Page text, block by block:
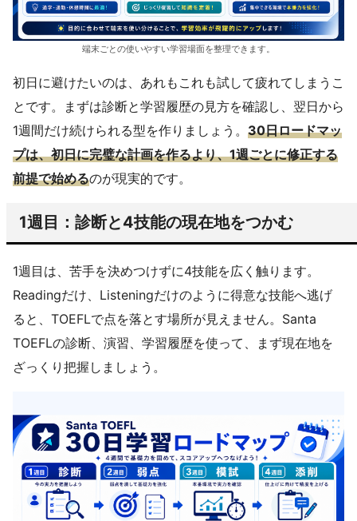
端末ごとの使いやすい学習場面を整理できます。
初日に避けたいのは、あれもこれも試して疲れてしまうこ
とです。まずは診断と学習履歴の見方を確認し、翌日から
1週間だけ続けられる型を作りましょう。 30日ロードマッ
プは、初日に完璧な計画を作るより、1週ごとに修正する
前提で始めるのが現実的です。
1週目：診断と4技能の現在地をつかむ
1週目は、苦手を決めつけずに4技能を広く触ります。
Readingだけ、Listeningだけのように得意な技能へ逃げ
ると、TOEFLで点を落とす場所が見えません。Santa
TOEFLの診断、演習、学習履歴を使って、まず現在地を
ざっくり把握しましょう。